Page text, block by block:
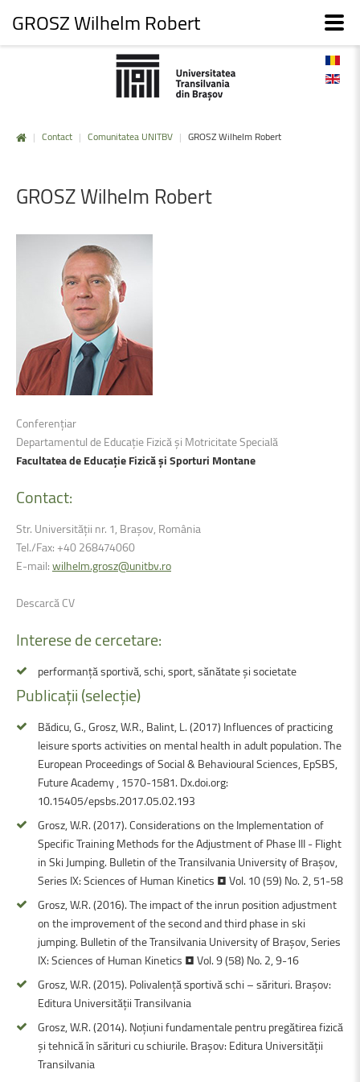
| Contact | Comunitatea UNITBV | GROSZ Wilhelm Robert
GROSZWilhelm Robert
Conferențiar
Departamentul de Educație Fizică și Motricitate Specială
Facultatea de Educație Fizică și Sporturi Montane
Contact:
Str. Universității nr. 1, Brașov, România
Tel./Fax: +40 268474060
E-mail:wilhelm.grosz@unitbv.ro
Descarcă CV
Interesedecercetare:
performanță sportivă, schi, sport, sănătate și societate
Publicații(selecție)
Bădicu, G., Grosz, W.R., Balint, L. (2017) Influences of practicing
leisure sports activities on mental health in adult population. The
European Proceedings of Social & Behavioural Sciences, EpSBS,
Future Academy , 1570-1581. Dx.doi.org:
10.15405/epsbs.2017.05.02.193
Grosz, W.R. (2017). Considerations on the Implementation of
Specific Training Methods for the Adjustment of Phase III - Flight
in Ski Jumping. Bulletin of the Transilvania University of Braşov,
Series IX: Sciences of Human Kinetics • Vol. 10 (59) No. 2, 51-58
Grosz, W.R. (2016). The impact of the inrun position adjustment
on the improvement of the second and third phase in ski
jumping. Bulletin of the Transilvania University of Braşov, Series
IX: Sciences of Human Kinetics • Vol. 9 (58) No. 2, 9-16
Grosz, W.R. (2015). Polivalență sportivă schi – sărituri. Braşov:
Editura Universităţii Transilvania
Grosz, W.R. (2014). Noţiuni fundamentale pentru pregătirea fizică
şi tehnică în sărituri cu schiurile. Brașov: Editura Universității
Transilvania
GROSZ Wilhelm Robert